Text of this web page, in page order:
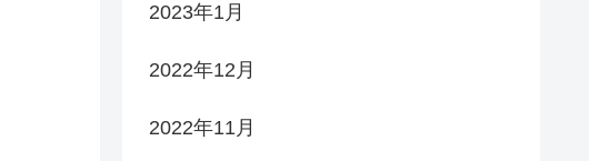
2023年1月
2022年12月
2022年11月